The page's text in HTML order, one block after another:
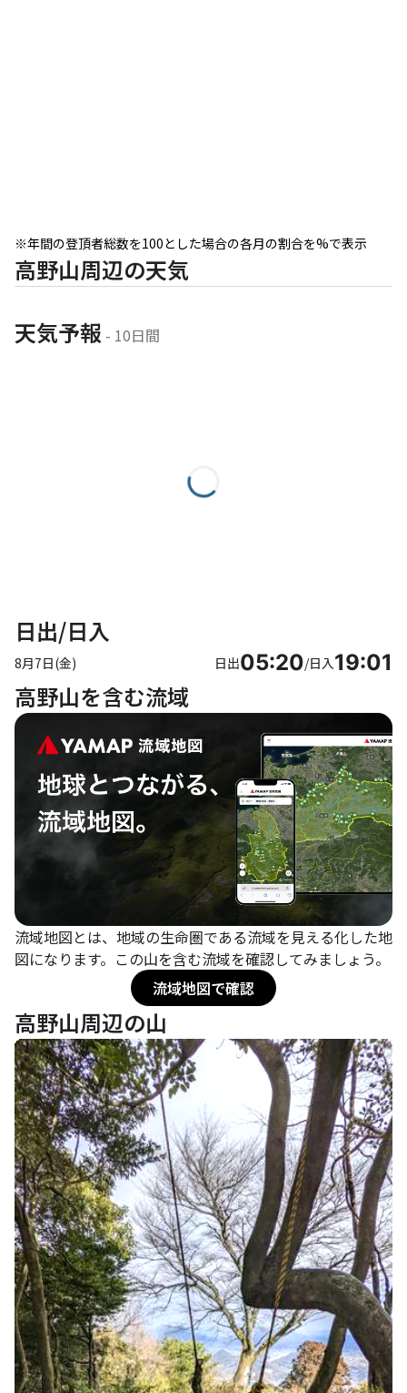
※年間の登頂者総数を100とした場合の各月の割合を%で表示
高野山周辺の天気
天気予報 - 10日間
日出/日入
8月7日(金) 日出05:20/日入19:01
高野山を含む流域
流域地図とは、地域の生命圏である流域を見える化した地
図になります。この山を含む流域を確認してみましょう。
流域地図で確認
高野山周辺の山